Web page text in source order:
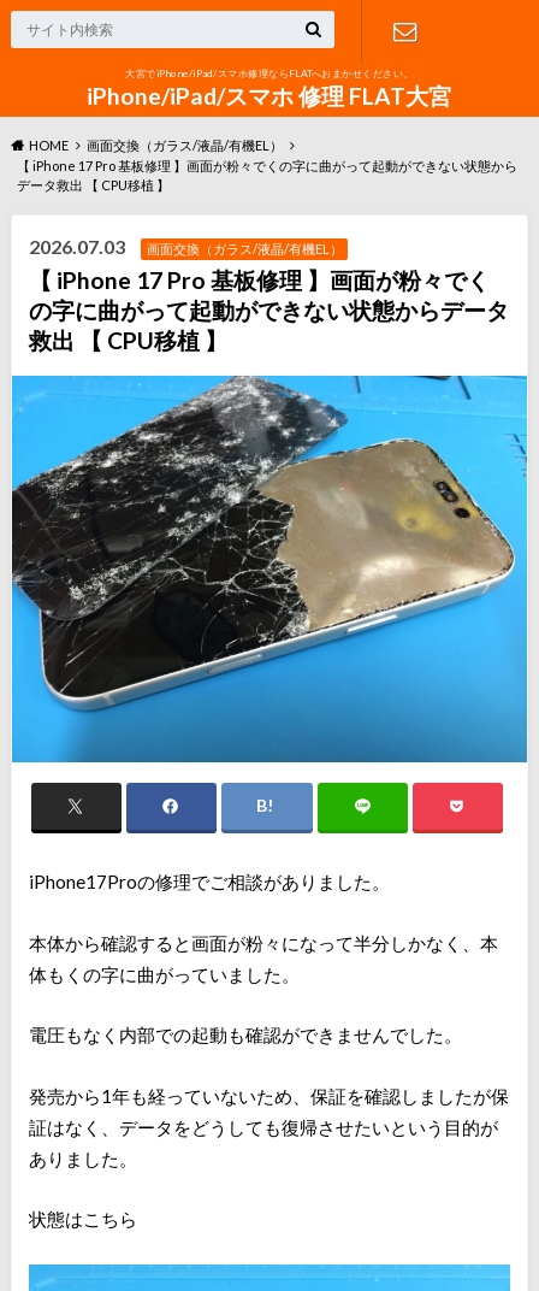
大宮でiPhone/iPad/スマホ修理ならFLATへおまかせください。
iPhone/iPad/スマホ 修理 FLAT大宮
お問い合わ
HOME
画面交換（ガラス/液晶/有機EL）
【 iPhone 17 Pro 基板修理 】画面が粉々でくの字に曲がって起動ができない状態から
データ救出 【 CPU移植 】
2026.07.03 画面交換（ガラス/液晶/有機EL）
【 iPhone 17 Pro 基板修理 】画面が粉々でく
の字に曲がって起動ができない状態からデータ
救出 【 CPU移植 】
iPhone17Proの修理でご相談がありました。
本体から確認すると画面が粉々になって半分しかなく、本
体もくの字に曲がっていました。
電圧もなく内部での起動も確認ができませんでした。
発売から1年も経っていないため、保証を確認しましたが保
証はなく、データをどうしても復帰させたいという目的が
ありました。
状態はこちら